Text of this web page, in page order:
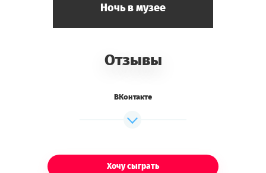
Ночь в музее
Отзывы
ВКонтакте
Хочу сыграть